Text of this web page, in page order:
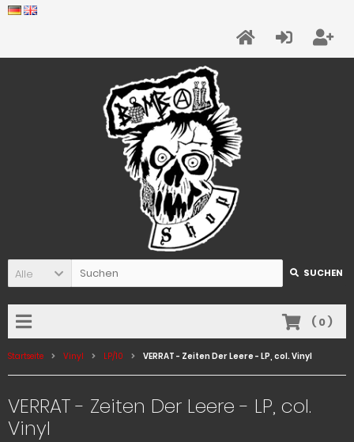
Alle SUCHEN
( 0)
Startseite Vinyl LP/10 VERRAT - Zeiten Der Leere - LP, col. Vinyl
VERRAT - Zeiten Der Leere - LP, col.
Vinyl